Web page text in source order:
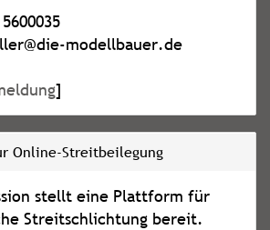
modellbauer.de
]
Online-Streitbeilegung
stellt eine Plattform für
Streitschlichtung bereit.